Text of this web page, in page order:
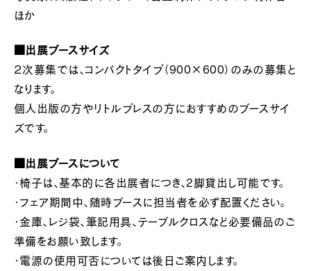
ほか
■出展ブースサイズ
２次募集では、コンパクトタイプ（900×600）のみの募集と
なります。
個人出版の方やリトルプレスの方におすすめのブースサイ
ズです。
■出展ブースについて
・椅子は、基本的に各出展者につき、2脚貸出し可能です。
・フェア期間中、随時ブースに担当者を必ず配置ください。
・金庫、レジ袋、筆記用具、テーブルクロスなど必要備品のご
準備をお願い致します。
・電源の使用可否については後日ご案内します。